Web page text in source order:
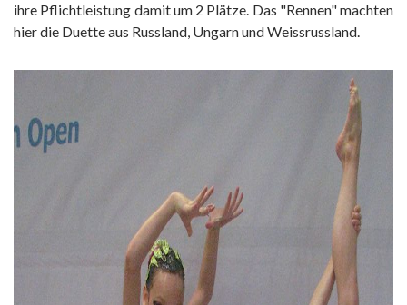
ihre Pflichtleistung damit um 2 Plätze. Das "Rennen" machten
hier die Duette aus Russland, Ungarn und Weissrussland.